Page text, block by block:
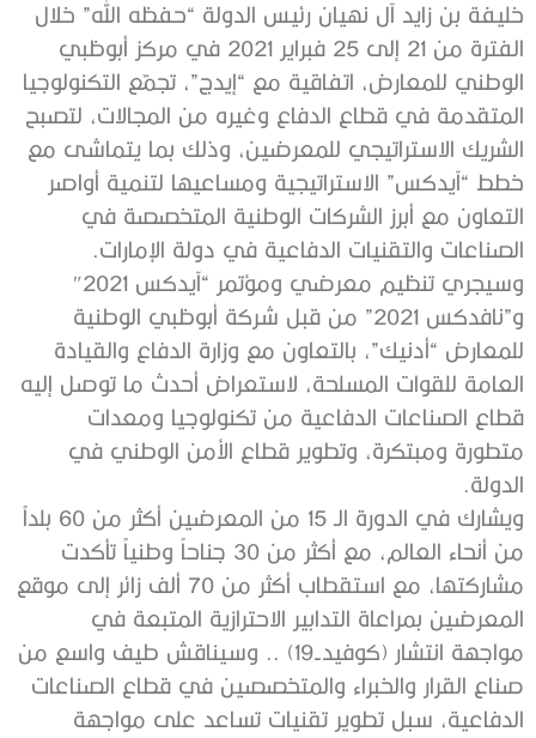
خليفة بن زايد آل نهيان رئيس الدولة “حفظه الله” خلال
الفترة من 21 إلى 25 فبراير 2021 في مركز أبوظبي
الوطني للمعارض، اتفاقية مع “إيدج”، تجمّع التكنولوجيا
المتقدمة في قطاع الدفاع وغيره من المجالات، لتصبح
الشريك الاستراتيجي للمعرضين، وذلك بما يتماشى مع
خطط “آيدكس” الاستراتيجية ومساعيها لتنمية أواصر
التعاون مع أبرز الشركات الوطنية المتخصصة في
الصناعات والتقنيات الدفاعية في دولة الإمارات.
وسيجري تنظيم معرضي ومؤتمر “آيدكس 2021″
و”نافدكس 2021” من قبل شركة أبوظبي الوطنية
للمعارض “أدنيك”، بالتعاون مع وزارة الدفاع والقيادة
العامة للقوات المسلحة، لاستعراض أحدث ما توصل إليه
قطاع الصناعات الدفاعية من تكنولوجيا ومعدات
متطورة ومبتكرة، وتطوير قطاع الأمن الوطني في
الدولة.
ويشارك في الدورة الـ 15 من المعرضين أكثر من 60 بلداً
من أنحاء العالم، مع أكثر من 30 جناحاً وطنياً تأكدت
مشاركتها، مع استقطاب أكثر من 70 ألف زائر إلى موقع
المعرضين بمراعاة التدابير الاحترازية المتبعة في
مواجهة انتشار (كوفيد-19) .. وسيناقش طيف واسع من
صناع القرار والخبراء والمتخصصين في قطاع الصناعات
الدفاعية، سبل تطوير تقنيات تساعد على مواجهة